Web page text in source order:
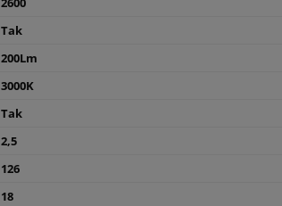
Tak
200Lm
3000K
Tak
2,5
126
18